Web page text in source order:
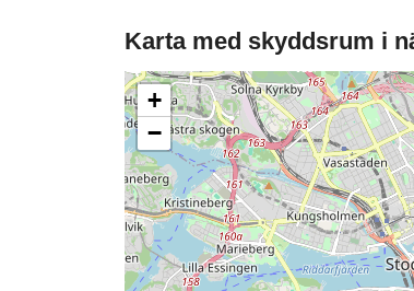
Karta med skyddsrum i
+
−